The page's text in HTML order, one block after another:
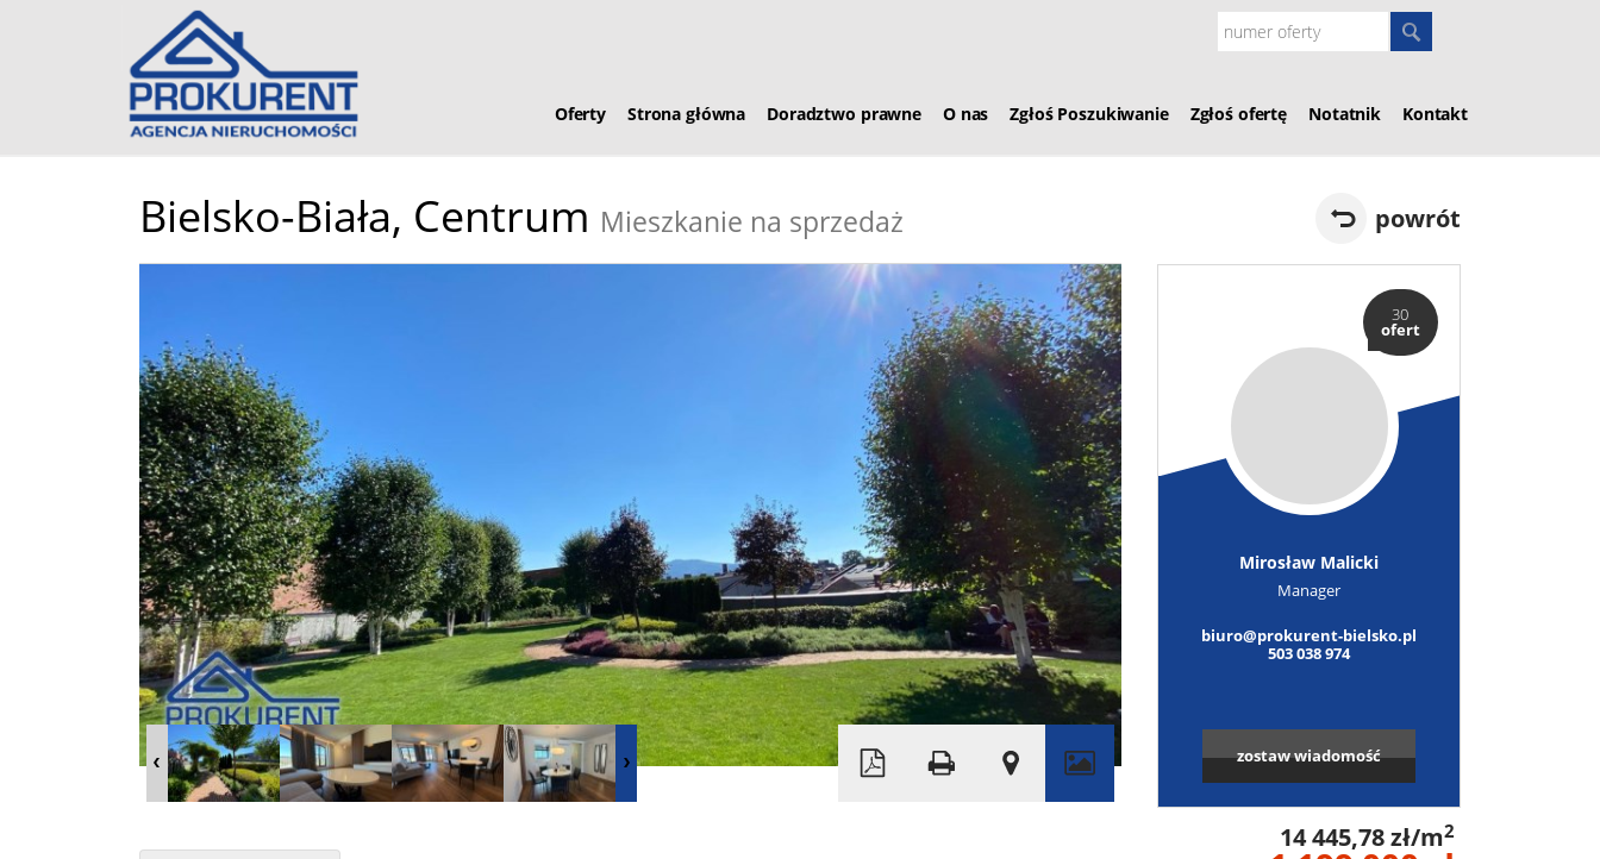
Oferty Strona główna Doradztwo prawne O nas Zgłoś Poszukiwanie Zgłoś ofertę Notatnik Kontakt
Bielsko-Biała, Centrum Mieszkanie na sprzedaż powrót
Leaflet|© MapTiler ©OpenStreetMap contributors
30
ofert
Mirosław Malicki
Manager
biuro@prokurent-bielsko.pl
503 038 974
zostaw wiadomość
14 445,78 zł/m2